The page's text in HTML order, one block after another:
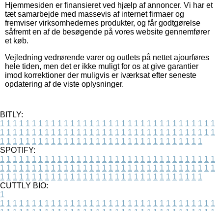
Hjemmesiden er finansieret ved hjælp af annoncer. Vi har et
tæt samarbejde med massevis af internet firmaer og
fremviser virksomhedernes produkter, og får godtgørelse
såfremt en af de besøgende på vores website gennemfører
et køb.
Vejledning vedrørende varer og outlets på nettet ajourføres
hele tiden, men det er ikke muligt for os at give garantier
imod korrektioner der muligvis er iværksat efter seneste
opdatering af de viste oplysninger.
BITLY:
1 1 1 1 1 1 1 1 1 1 1 1 1 1 1 1 1 1 1 1 1 1 1 1 1 1 1 1 1 1 1 1 1 1
1 1 1 1 1 1 1 1 1 1 1 1 1 1 1 1 1 1 1 1 1 1 1 1 1 1 1 1 1 1 1 1 1 1
1 1 1 1 1 1 1 1 1 1 1 1 1 1 1 1 1 1 1 1 1 1 1 1 1 1 1 1 1 1 1 1
SPOTIFY:
1 1 1 1 1 1 1 1 1 1 1 1 1 1 1 1 1 1 1 1 1 1 1 1 1 1 1 1 1 1 1 1 1 1
1 1 1 1 1 1 1 1 1 1 1 1 1 1 1 1 1 1 1 1 1 1 1 1 1 1 1 1 1 1 1 1 1 1
1 1 1 1 1 1 1 1 1 1 1 1 1 1 1 1 1 1 1 1 1 1 1 1 1 1 1 1 1 1 1 1
CUTTLY BIO:
1
1 1 1 1 1 1 1 1 1 1 1 1 1 1 1 1 1 1 1 1 1 1 1 1 1 1 1 1 1 1 1 1 1 1